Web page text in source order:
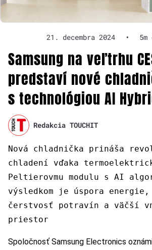
21. decembra 2024 •
Samsung na veľtrhu
predstaví nové
s technológiou AI
Redakcia TOUCHIT
Nová chladnička prináša
chladení vďaka
Peltierovmu modulu s AI
výsledkom je úspora
čerstvosť potravín a väčší
priestor
Spoločnosť Samsung Electronics